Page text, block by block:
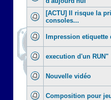
[ACTU] Il risque la
consoles...
Impression etiquette
execution d'un RUN"
Nouvelle vidéo
Composition pour